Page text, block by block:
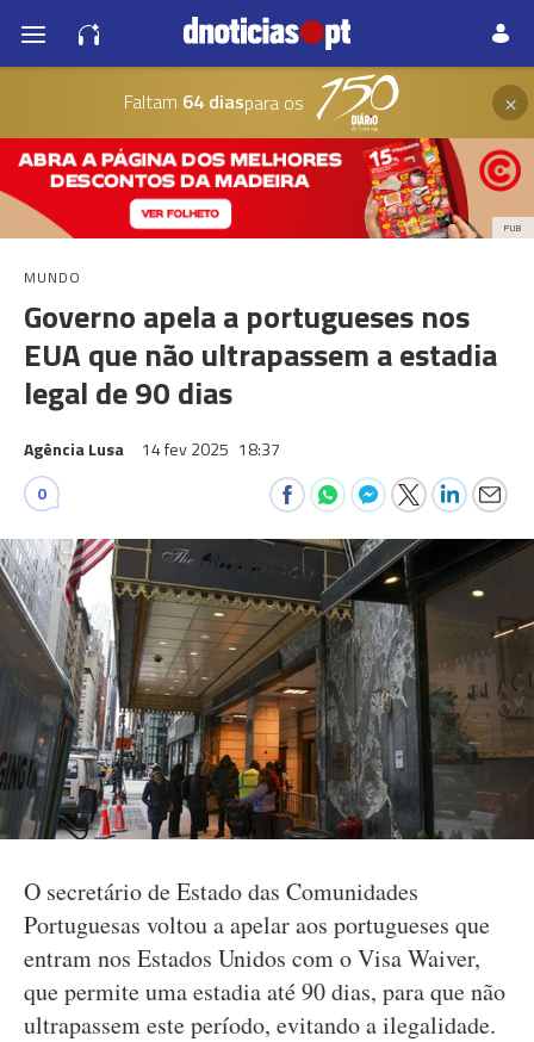
Faltam 64 diaspara os ×
PUB
MUNDO
Governo apela a portugueses nos
EUA que não ultrapassem a estadia
legal de 90 dias
Agência Lusa 14 fev 2025 18:37
0
O secretário de Estado das Comunidades
Portuguesas voltou a apelar aos portugueses que
entram nos Estados Unidos com o Visa Waiver,
que permite uma estadia até 90 dias, para que não
ultrapassem este período, evitando a ilegalidade.